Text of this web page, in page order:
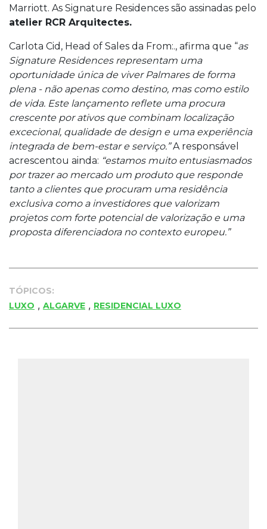
Marriott. As Signature Residences são assinadas pelo
atelier RCR Arquitectes.
Carlota Cid, Head of Sales da From:., afirma que “as
Signature Residences representam uma
oportunidade única de viver Palmares de forma
plena - não apenas como destino, mas como estilo
de vida. Este lançamento reflete uma procura
crescente por ativos que combinam localização
excecional, qualidade de design e uma experiência
integrada de bem-estar e serviço.”A responsável
acrescentou ainda: “estamos muito entusiasmados
por trazer ao mercado um produto que responde
tanto a clientes que procuram uma residência
exclusiva como a investidores que valorizam
projetos com forte potencial de valorização e uma
proposta diferenciadora no contexto europeu.”
TÓPICOS:
LUXO , ALGARVE , RESIDENCIAL LUXO